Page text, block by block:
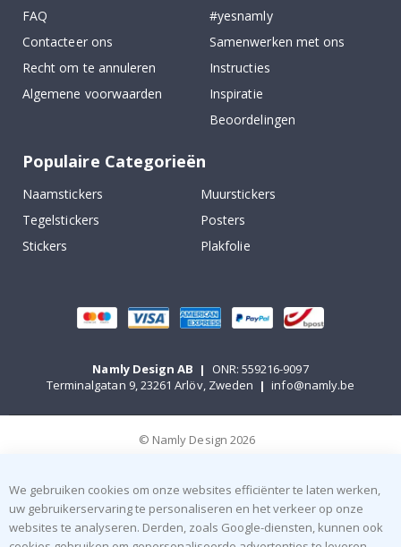
FAQ
Contacteer ons
Recht om te annuleren
Algemene voorwaarden
#yesnamly
Samenwerken met ons
Instructies
Inspiratie
Beoordelingen
Populaire Categorieën
Naamstickers
Muurstickers
Tegelstickers
Posters
Stickers
Plakfolie
Namly Design AB |
ONR: 559216-9097
Terminalgatan 9, 23261 Arlöv, Zweden | info@namly.be
© Namly Design 2026
We gebruiken cookies om onze websites efficiënter te laten werken,
uw gebruikerservaring te personaliseren en het verkeer op onze
websites te analyseren. Derden, zoals Google-diensten, kunnen ook